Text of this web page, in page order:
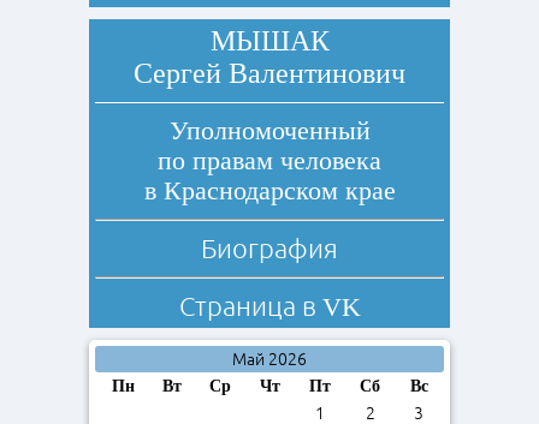
МЫШАК
Сергей Валентинович
Уполномоченный
по правам человека
в Краснодарском крае
Биография
Страница в VK
Май 2026
Пн Вт Ср Чт Пт Сб Вс
1 2
3